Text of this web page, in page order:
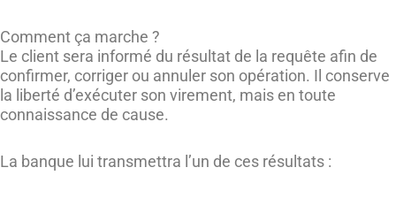
Comment ça marche ?
Le client sera informé du résultat de la requête afin de
confirmer, corriger ou annuler son opération. Il conserve
la liberté d’exécuter son virement, mais en toute
connaissance de cause.
La banque lui transmettra l’un de ces résultats :